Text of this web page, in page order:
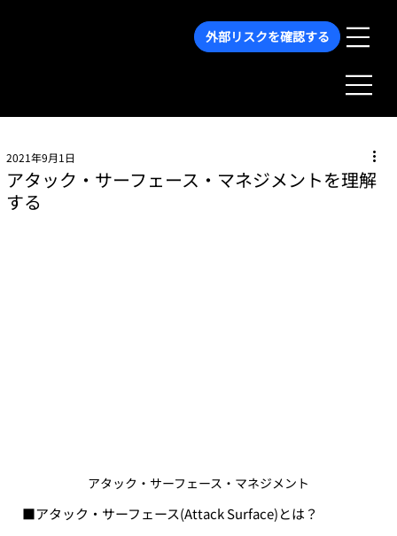
外部リスクを確認する
アタック・サーフェース・マネジメントを理解
する
2021年9月1日
アタック・サーフェース・マネジメント
■アタック・サーフェース(Attack Surface)とは？